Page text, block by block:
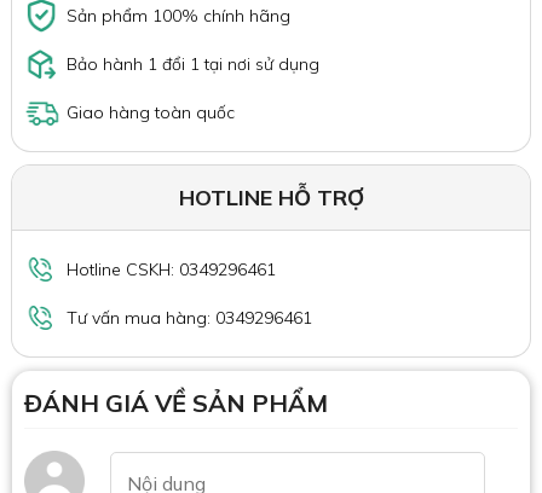
Sản phẩm 100% chính hãng
Bảo hành 1 đổi 1 tại nơi sử dụng
Giao hàng toàn quốc
HOTLINE HỖ TRỢ
Hotline CSKH: 0349296461
Tư vấn mua hàng: 0349296461
ĐÁNH GIÁ VỀ SẢN PHẨM